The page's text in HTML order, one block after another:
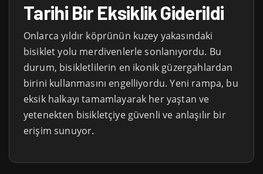
Tarihi Bir Eksiklik Giderildi
Onlarca yıldır köprünün kuzey yakasındaki
bisiklet yolu merdivenlerle sonlanıyordu. Bu
durum, bisikletlilerin en ikonik güzergahlardan
birini kullanmasını engelliyordu. Yeni rampa, bu
eksik halkayı tamamlayarak her yaştan ve
yetenekten bisikletçiye güvenli ve anlaşılır bir
erişim sunuyor.